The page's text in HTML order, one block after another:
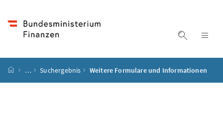
Suche
Startseite
… Suchergebnis Weitere Formulare und Informationen